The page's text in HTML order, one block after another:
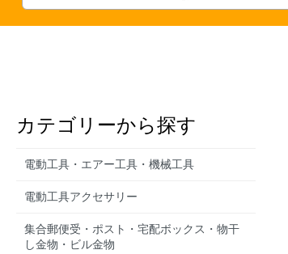
カテゴリーから探す
電動工具・エアー工具・機械工具
電動工具アクセサリー
集合郵便受・ポスト・宅配ボックス・物干
し金物・ビル金物